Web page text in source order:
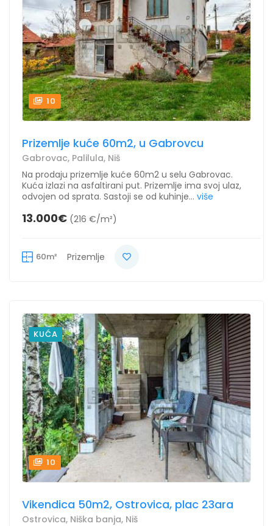
10
Prizemlje kuće 60m2, u Gabrovcu
Gabrovac, Palilula, Niš
Na prodaju prizemlje kuće 60m2 u selu Gabrovac.
Kuća izlazi na asfaltirani put. Prizemlje ima svoj ulaz,
odvojen od sprata. Sastoji se od kuhinje... više
13.000€ (216 €/m²)
60m² Prizemlje
KUĆA
10
Vikendica 50m2, Ostrovica, plac 23ara
Ostrovica, Niška banja, Niš